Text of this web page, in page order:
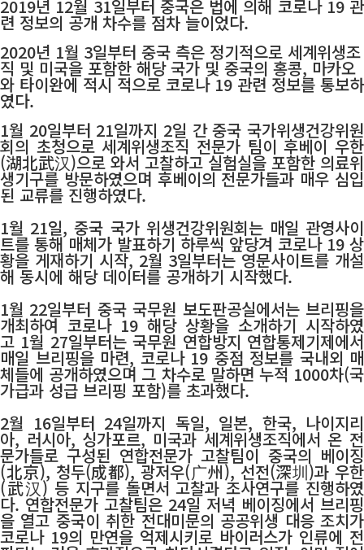
2019년 12월 31일부터 중국은 법에 의해 코로나 19 관
련 정보의 공개 차수를 점차 늘이었다.
2020년 1월 3일부터 중국 측은 정기적으로 세계위생조
직 및 미국을 포함한 해당 국가 및 중국의 홍콩, 마카오
와 타이완에 적시 적으로 코로나 19 관련 정보를 통보하
였다.
1월 20일부터 21일까지 2일 간 중국 국가위생건강위원
회의 초청으로 세계위생조직 전문가 팀이 후베이 우한
(湖北武汉)으로 와서 고찰하고 실험실을 포함한 의료위
생기구를 방문하였으며 후베이의 전문가들과 매우 심입
된 교류를 진행하였다.
1월 21일, 중국 국가 위생건강위원회는 매일 관영사이
트를 통해 매체가 발표하기 하루씩 앞당겨 코로나 19 상
황을 게재하기 시작, 2월 3일부터는 영문사이트를 개설
해 동시에 해당 데이터를 공개하기 시작했다.
1월 22일부터 중국 국무원 보도판공실에서는 브리핑을
개최하여 코로나 19 해당 상황을 소개하기 시작하였
고 1월 27일부터는 국무원 연합방지 연합통제기제에서
매일 브리핑을 마련, 코로나 19 중점 정보를 국내외 매
체들에 공개하였으며 그 차수로 말하면 누적 1000차(국
가급과 성급 브리핑 포함)를 초과했다.
2월 16일부터 24일까지 독일, 일본, 한국, 나이지리
아, 러시아, 싱가포르, 미국과 세계위생조직에서 온 전
문가들로 구성된 연합전문가 고찰팀이 중국의 베이징
(北京), 청두(成都), 광저우(广州), 선전(深圳)과 우한
(武汉) 등 지구를 돌면서 고찰과 조사연구를 진행하였
다. 연합전문가 고찰팀은 24일 저녁 베이징에서 브리핑
을 열고 중국이 취한 전대미문의 공공위생 대응 조치가
코로나 19의 만연을 억제시키로 바이러스가 인류에 전